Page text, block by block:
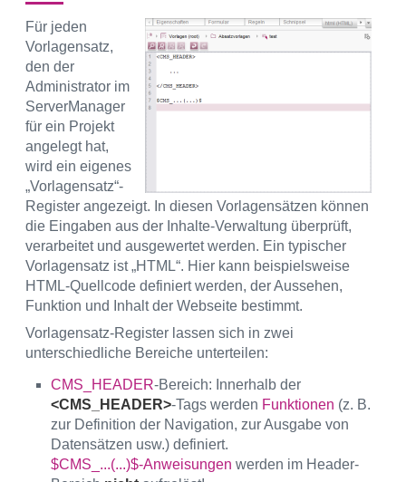
Für jeden
Vorlagensatz,
den der
Administrator im
ServerManager
für ein Projekt
angelegt hat,
wird ein eigenes
„Vorlagensatz“-
Register angezeigt. In diesen Vorlagensätzen können
die Eingaben aus der Inhalte-Verwaltung überprüft,
verarbeitet und ausgewertet werden. Ein typischer
Vorlagensatz ist „HTML“. Hier kann beispielsweise
HTML-Quellcode definiert werden, der Aussehen,
Funktion und Inhalt der Webseite bestimmt.
Vorlagensatz-Register lassen sich in zwei
unterschiedliche Bereiche unterteilen:
CMS_HEADER-Bereich: Innerhalb der
<CMS_HEADER>-Tags werden Funktionen (z. B.
zur Definition der Navigation, zur Ausgabe von
Datensätzen usw.) definiert.
$CMS_...(...)$-Anweisungen werden im Header-